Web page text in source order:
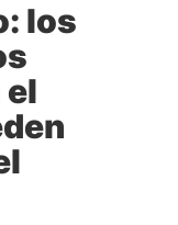
los